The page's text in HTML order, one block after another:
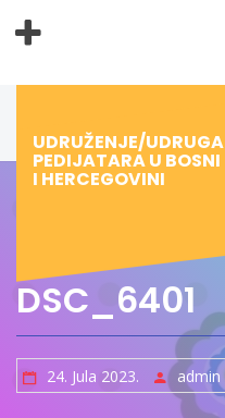
na
UDRUŽENJE/UDRUGA
PEDIJATARA U BOSNI
I HERCEGOVINI
DSC_6401
24. Jula 2023. admin